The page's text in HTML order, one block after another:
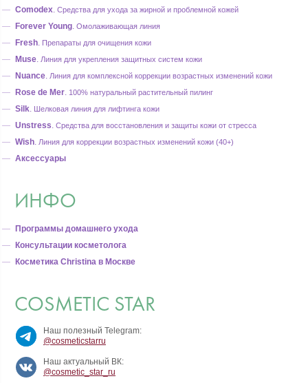
Comodex. Средства для ухода за жирной и проблемной кожей
Forever Young. Омолаживающая линия
Fresh. Препараты для очищения кожи
Muse. Линия для укрепления защитных систем кожи
Nuance. Линия для комплексной коррекции возрастных изменений кожи
Rose de Mer. 100% натуральный растительный пилинг
Silk. Шелковая линия для лифтинга кожи
Unstress. Средства для восстановления и защиты кожи от стресса
Wish. Линия для коррекции возрастных изменений кожи (40+)
Аксессуары
ИНФО
Программы домашнего ухода
Консультации косметолога
Косметика Christina в Москве
COSMETIC STAR
Наш полезный Telegram:
@cosmeticstarru
Наш актуальный ВК:
@cosmetic_star_ru